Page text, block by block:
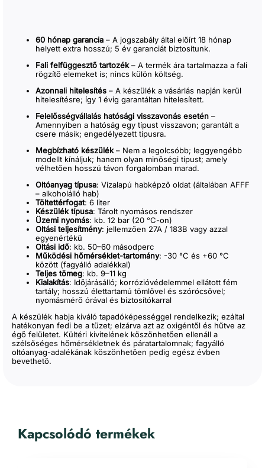
60 hónap garancia– A jogszabály által előírt 18 hónap
helyett extra hosszú; 5 év garanciát biztosítunk.
Fali felfüggesztő tartozék– A termék ára tartalmazza a fali
rögzítő elemeket is; nincs külön költség.
Azonnali hitelesítés– A készülék a vásárlás napján kerül
hitelesítésre; így 1 évig garantáltan hitelesített.
Felelősségvállalás hatósági visszavonás esetén–
Amennyiben a hatóság egy típust visszavon; garantált a
csere másik; engedélyezett típusra.
Megbízható készülék– Nem a legolcsóbb; leggyengébb
modellt kínáljuk; hanem olyan minőségi típust; amely
vélhetően hosszú távon forgalomban marad.
Oltóanyag típusa: Vízalapú habképző oldat (általában AFFF
– alkoholálló hab)
Töltettérfogat: 6 liter
Készülék típusa: Tárolt nyomásos rendszer
Üzemi nyomás: kb. 12 bar (20 °C-on)
Oltási teljesítmény: jellemzően 27A / 183B vagy azzal
egyenértékű
Oltási idő: kb. 50–60 másodperc
Működési hőmérséklet-tartomány: -30 °C és +60 °C
között (fagyálló adalékkal)
Teljes tömeg: kb. 9–11 kg
Kialakítás: Időjárásálló; korrózióvédelemmel ellátott fém
tartály; hosszú élettartamú tömlővel és szórócsővel;
nyomásmérő órával és biztosítókarral
A készülék habja kiváló tapadóképességgel rendelkezik; ezáltal
hatékonyan fedi be a tüzet; elzárva azt az oxigéntől és hűtve az
égő felületet. Kültéri kivitelének köszönhetően ellenáll a
szélsőséges hőmérsékletnek és páratartalomnak; fagyálló
oltóanyag-adalékának köszönhetően pedig egész évben
bevethető.
Kapcsolódó termékek